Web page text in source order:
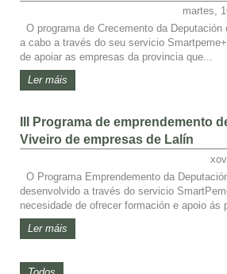
martes,
O programa de Crecemento da
a cabo a través do seu servicio
de apoiar as empresas da provincia que...
Ler máis
III Programa de emprendemento
Viveiro de empresas de Lalín
O Programa Emprendemento da
desenvolvido a través do servicio
necesidade de ofrecer formación e apoio ás
Ler máis